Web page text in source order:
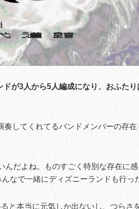
が3人から5人編成になり、おふたり
してくれてるバンドメンバーの存在
んだよね。ものすごく特別な存在に
で一緒にディズニーランドも行っ
と本当に元気しか出ないし、つらさ